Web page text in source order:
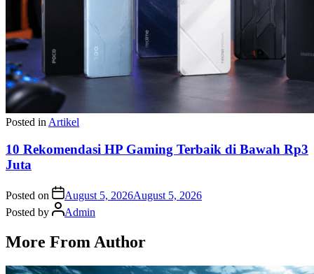
Posted in Artikel
10 Rekomendasi HP Gaming Terbaik di Bawah Rp3
Juta
Posted on August 5, 2026August 5, 2026
Posted by
Admin
More From Author